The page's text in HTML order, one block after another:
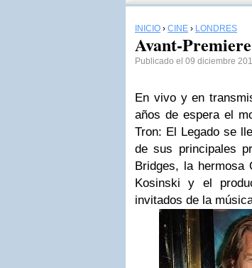
INICIO › CINE › LONDRES
Avant-
Publicado el 09 diciembre
En vivo y en
años de espera el
Tron: El Legado se
de sus principales
Bridges, la hermosa
Kosinski y el
invitados de la